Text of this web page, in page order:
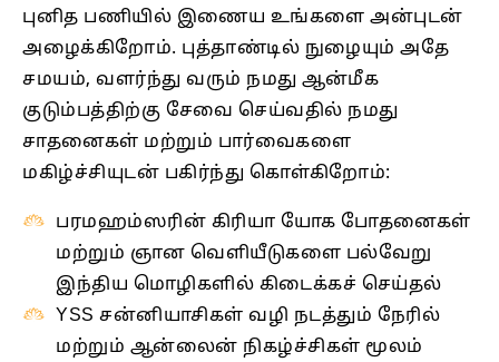
புனித பணியில் இணைய உங்களை அன்புடன்
அழைக்கிறோம். புத்தாண்டில் நுழையும் அதே
சமயம், வளர்ந்து வரும் நமது ஆன்மீக
குடும்பத்திற்கு சேவை செய்வதில் நமது
சாதனைகள் மற்றும் பார்வைகளை
மகிழ்ச்சியுடன் பகிர்ந்து கொள்கிறோம்:
பரமஹம்ஸரின் கிரியா யோக போதனைகள்
மற்றும் ஞான வெளியீடுகளை பல்வேறு
இந்திய மொழிகளில் கிடைக்கச் செய்தல்
YSS சன்னியாசிகள் வழி நடத்தும் நேரில்
மற்றும் ஆன்லைன் நிகழ்ச்சிகள் மூலம்